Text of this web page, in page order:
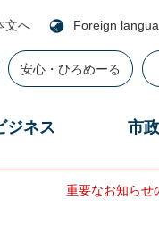
文へ Foreign
安心・ひろめーる
ジネス 市
重要なお知らせ